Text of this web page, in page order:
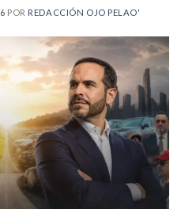
POR REDACCIÓN OJO PELAO'